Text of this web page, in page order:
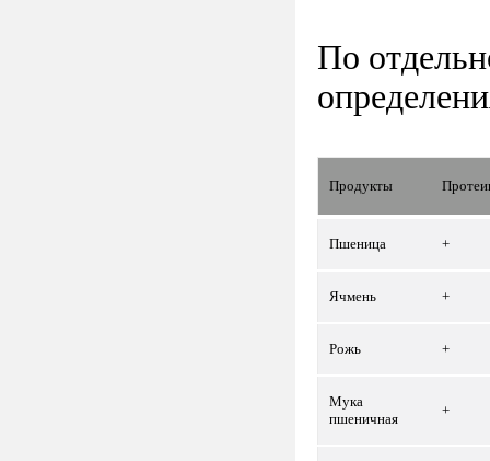
По
Продукты
Пшеница +
Ячмень +
Рожь +
Мука
пшеничная
+